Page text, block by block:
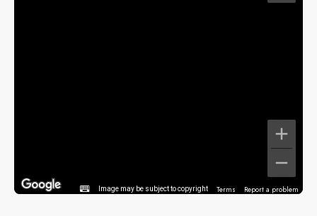
Image may be subject to copyright Terms Report a problem